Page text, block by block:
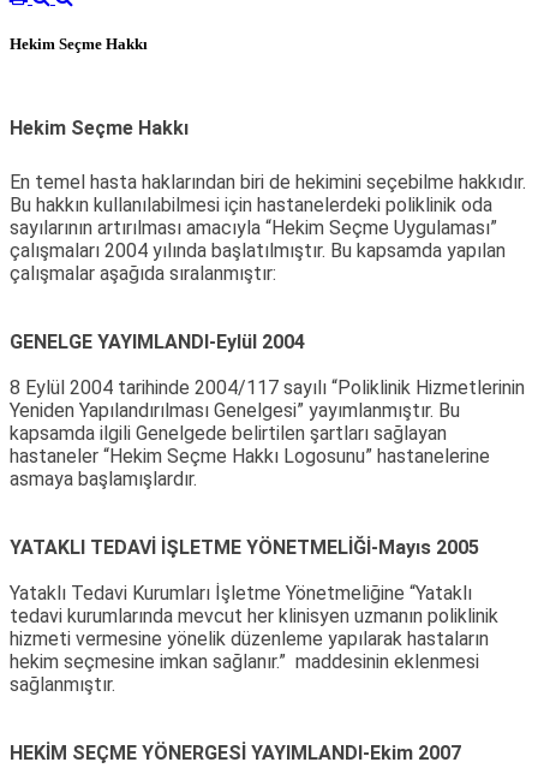
Hekim Seçme Hakkı
Hekim Seçme Hakkı
En temel hasta haklarından biri de hekimini seçebilme hakkıdır.
Bu hakkın kullanılabilmesi için hastanelerdeki poliklinik oda
sayılarının artırılması amacıyla “Hekim Seçme Uygulaması”
çalışmaları 2004 yılında başlatılmıştır. Bu kapsamda yapılan
çalışmalar aşağıda sıralanmıştır:
GENELGE YAYIMLANDI-Eylül 2004
8 Eylül 2004 tarihinde 2004/117 sayılı “Poliklinik Hizmetlerinin
Yeniden Yapılandırılması Genelgesi” yayımlanmıştır. Bu
kapsamda ilgili Genelgede belirtilen şartları sağlayan
hastaneler “Hekim Seçme Hakkı Logosunu” hastanelerine
asmaya başlamışlardır.
YATAKLI TEDAVİ İŞLETME YÖNETMELİĞİ-Mayıs 2005
Yataklı Tedavi Kurumları İşletme Yönetmeliğine “Yataklı
tedavi kurumlarında mevcut her klinisyen uzmanın poliklinik
hizmeti vermesine yönelik düzenleme yapılarak hastaların
hekim seçmesine imkan sağlanır.” maddesinin eklenmesi
sağlanmıştır.
HEKİM SEÇME YÖNERGESİ YAYIMLANDI-Ekim 2007